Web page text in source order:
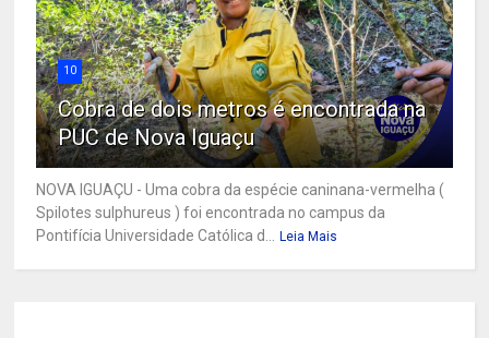
10
Cobra de dois metros é encontrada na
PUC de Nova Iguaçu
NOVA IGUAÇU - Uma cobra da espécie caninana-vermelha (
Spilotes sulphureus ) foi encontrada no campus da
Pontifícia Universidade Católica d...
Leia Mais